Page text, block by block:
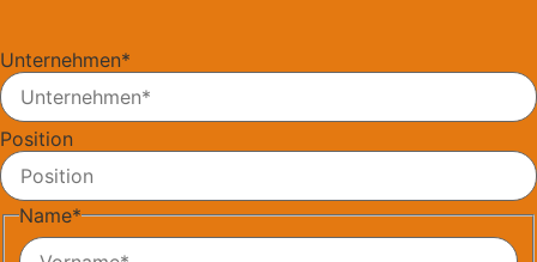
Unternehmen*
Position
Name*